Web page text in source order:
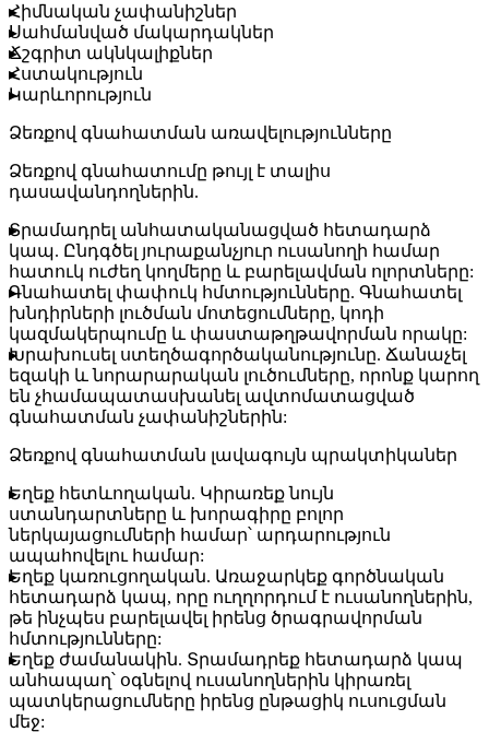
Հ իմնական չափանիշներ
Սահմանված մակարդակներ
Ճշգրիտ ակնկալիքներ
Հստակություն
Կարևորություն
Ձեռքով գնահատման առավելությունները
Ձեռքով գնահատումը թույլ է տալիս
դասավանդողներին.
Տրամադրել անհատականացված հետադարձ
կապ. Ընդգծել յուրաքանչյուր ուսանողի համար
հատուկ ուժեղ կողմերը և բարելավման ոլորտները:
Գնահատել փափուկ հմտությունները. Գնահատել
խնդիրների լուծման մոտեցումները, կոդի
կազմակերպումը և փաստաթղթավորման որակը:
Խրախուսել ստեղծագործականությունը. Ճանաչել
եզակի և նորարարական լուծումները, որոնք կարող
են չհամապատասխանել ավտոմատացված
գնահատման չափանիշներին:
Ձեռքով գնահատման լավագույն պրակտիկաներ
Եղեք հետևողական. Կիրառեք նույն
ստանդարտները և խորագիրը բոլոր
ներկայացումների համար՝ արդարություն
ապահովելու համար:
Եղեք կառուցողական. Առաջարկեք գործնական
հետադարձ կապ, որը ուղղորդում է ուսանողներին,
թե ինչպես բարելավել իրենց ծրագրավորման
հմտությունները:
Եղեք ժամանակին. Տրամադրեք հետադարձ կապ
անհապաղ՝ օգնելով ուսանողներին կիրառել
պատկերացումները իրենց ընթացիկ ուսուցման
մեջ: